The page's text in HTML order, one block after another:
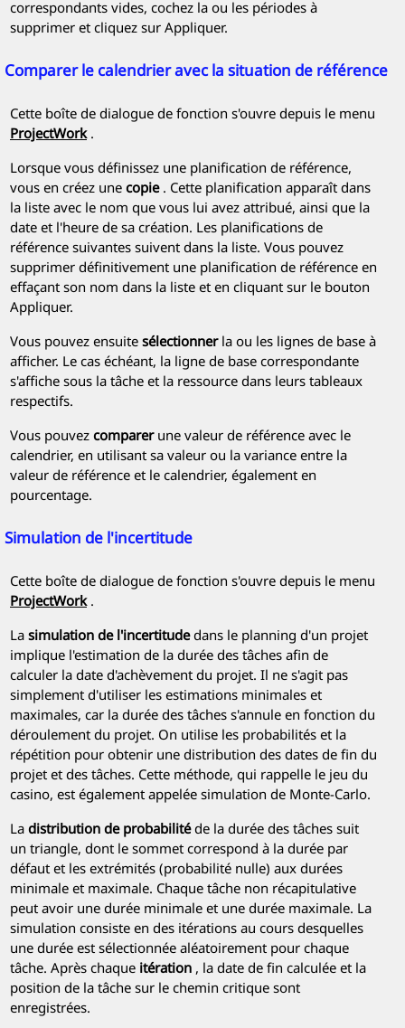
correspondants vides, cochez la ou les périodes à
supprimer et cliquez sur Appliquer.
Comparer le calendrier avec la situation de référence
Cette boîte de dialogue de fonction s'ouvre depuis le menu
ProjectWork.
Lorsque vous définissez une planification de référence,
vous en créez une copie. Cette planification apparaît dans
la liste avec le nom que vous lui avez attribué, ainsi que la
date et l'heure de sa création. Les planifications de
référence suivantes suivent dans la liste. Vous pouvez
supprimer définitivement une planification de référence en
effaçant son nom dans la liste et en cliquant sur le bouton
Appliquer.
Vous pouvez ensuite sélectionnerla ou les lignes de base à
afficher. Le cas échéant, la ligne de base correspondante
s'affiche sous la tâche et la ressource dans leurs tableaux
respectifs.
Vous pouvez comparerune valeur de référence avec le
calendrier, en utilisant sa valeur ou la variance entre la
valeur de référence et le calendrier, également en
pourcentage.
Simulation de l'incertitude
Cette boîte de dialogue de fonction s'ouvre depuis le menu
ProjectWork.
La simulation de l'incertitudedans le planning d'un projet
implique l'estimation de la durée des tâches afin de
calculer la date d'achèvement du projet. Il ne s'agit pas
simplement d'utiliser les estimations minimales et
maximales, car la durée des tâches s'annule en fonction du
déroulement du projet. On utilise les probabilités et la
répétition pour obtenir une distribution des dates de fin du
projet et des tâches. Cette méthode, qui rappelle le jeu du
casino, est également appelée simulation de Monte-Carlo.
La distribution de probabilitéde la durée des tâches suit
un triangle, dont le sommet correspond à la durée par
défaut et les extrémités (probabilité nulle) aux durées
minimale et maximale. Chaque tâche non récapitulative
peut avoir une durée minimale et une durée maximale. La
simulation consiste en des itérations au cours desquelles
une durée est sélectionnée aléatoirement pour chaque
tâche. Après chaque itération , la date de fin calculée et la
position de la tâche sur le chemin critique sont
enregistrées.